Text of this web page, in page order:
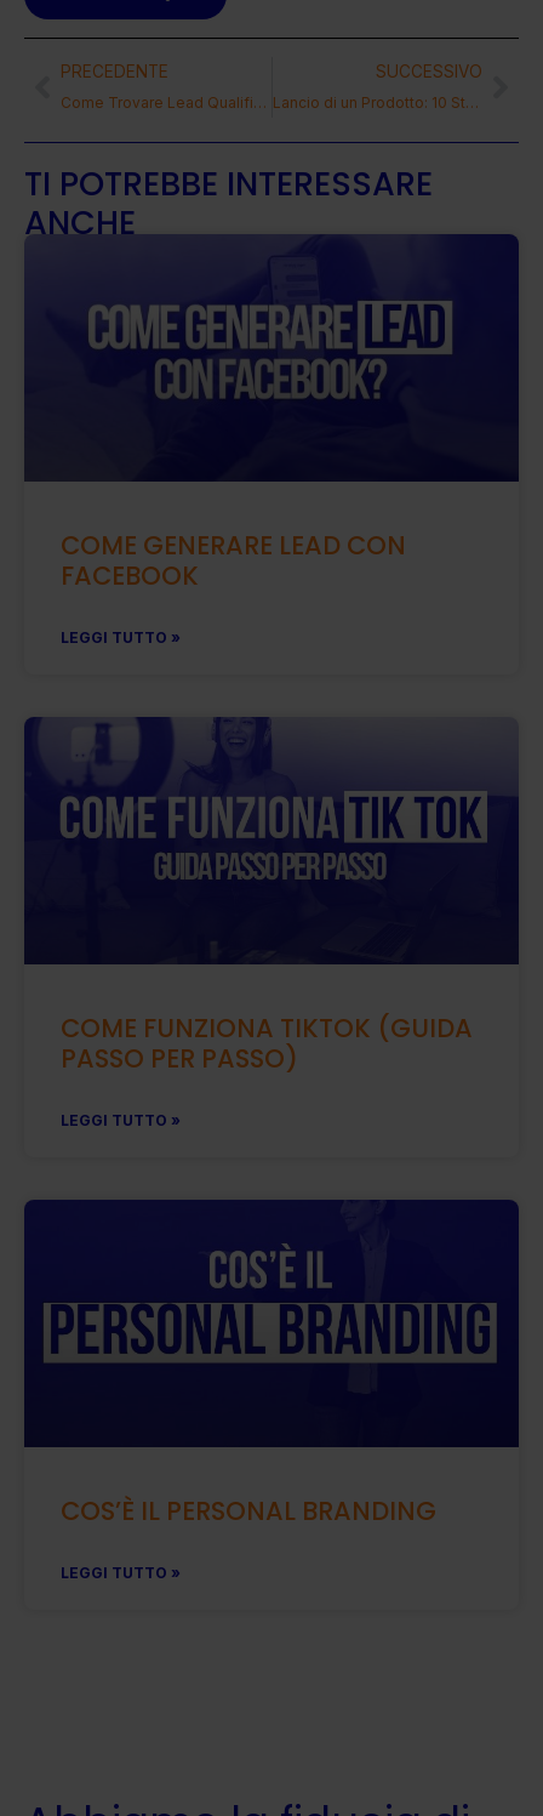
PRECEDENTE
Come Trovare Lead Qualificati Online?
SUCCESSIVO
Lancio di un Prodotto: 10 Strategie Marketing Vincenti
TI POTREBBE INTERESSARE
ANCHE
COME GENERARE LEAD CON
FACEBOOK
LEGGI TUTTO »
COME FUNZIONA TIKTOK (GUIDA
PASSO PER PASSO)
LEGGI TUTTO »
COS’È IL PERSONAL BRANDING
LEGGI TUTTO »